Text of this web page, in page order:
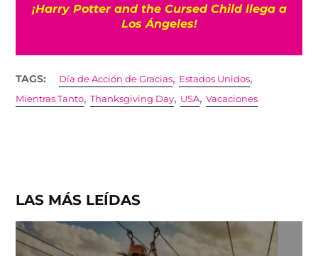
¡Harry Potter and the Cursed Child llega a
Los Ángeles!
TAGS: Día de Acción de Gracias, Estados Unidos,
Mientras Tanto,Thanksgiving Day, USA,Vacaciones
LAS MÁS LEÍDAS